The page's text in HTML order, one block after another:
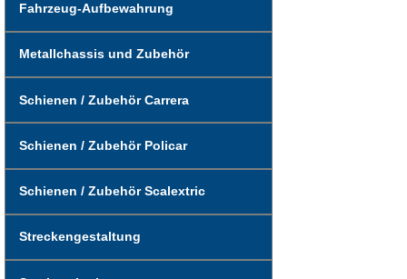
Fahrzeug-Aufbewahrung
Metallchassis und Zubehör
Schienen / Zubehör Carrera
Schienen / Zubehör Policar
Schienen / Zubehör Scalextric
Streckengestaltung